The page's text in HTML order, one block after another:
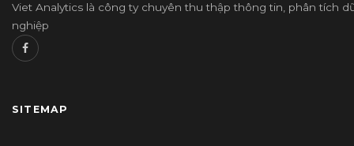
Viet Analytics là công ty chuyên thu thập thông tin, phân tích
nghiệp
SITEMAP